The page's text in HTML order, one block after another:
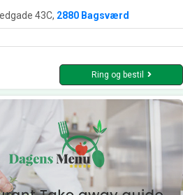
43C, 2880 Bagsværd
Ring og bestil